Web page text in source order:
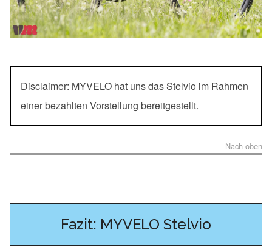
Disclaimer: MYVELO hat uns das Stelvio im Rahmen
einer bezahlten Vorstellung bereitgestellt.
Nach oben
Fazit: MYVELO Stelvio